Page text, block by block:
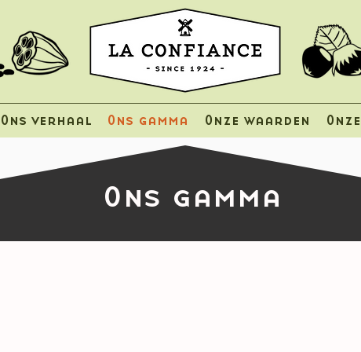
Ons verhaal Ons gamma Onze waarden
Ons gamma